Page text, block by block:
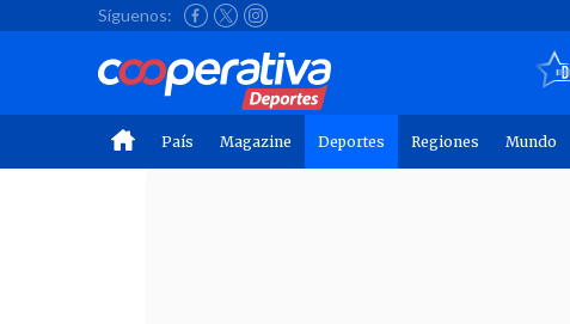
Síguenos:
País Magazine Deportes Regiones Mundo